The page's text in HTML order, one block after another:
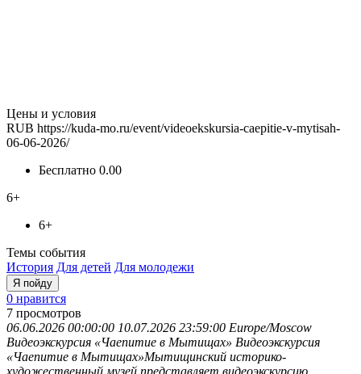
Цены и условия
RUB https://kuda-mo.ru/event/videoekskursia-caepitie-v-mytisah-
06-06-2026/
Бесплатно 0.00
6+
6+
Темы события
История Для детей Для молодежи
Я пойду
0 нравится
7 просмотров
06.06.2026 00:00:00 10.07.2026 23:59:00 Europe/Moscow
Видеоэкскурсия «Чаепитие в Мытищах» Видеоэкскурсия
«Чаепитие в Мытищах»Мытищинский историко-
художественный музей представляет видеоэкскурсию